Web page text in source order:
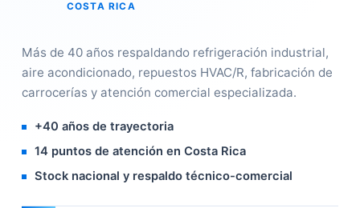
COSTA RICA
Más de 40 años respaldando refrigeración industrial,
aire acondicionado, repuestos HVAC/R, fabricación de
carrocerías y atención comercial especializada.
+40 años de trayectoria
14 puntos de atención en Costa Rica
Stock nacional y respaldo técnico-comercial